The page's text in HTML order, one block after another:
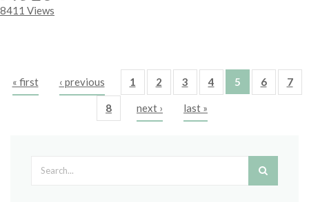
8411 Views
Pages
« first ‹ previous 1 2 3 4 5 6 7
8 next › last »